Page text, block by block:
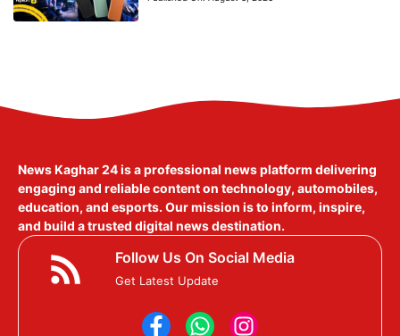
News Kaghar 24is a professional news platform delivering
engaging and reliable content on technology, automobiles,
education, and esports. Our mission is to inform, inspire,
and build a trusted digital news destination.
Follow Us On Social Media
Get Latest Update